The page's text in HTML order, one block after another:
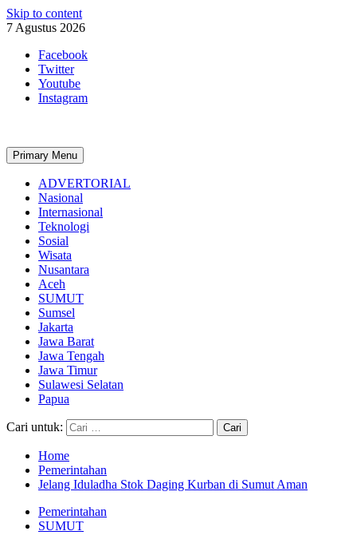
Skip to content
7 Agustus 2026
Facebook
Twitter
Youtube
Instagram
Primary Menu
ADVERTORIAL
Nasional
Internasional
Teknologi
Sosial
Wisata
Nusantara
Aceh
SUMUT
Sumsel
Jakarta
Jawa Barat
Jawa Tengah
Jawa Timur
Sulawesi Selatan
Papua
Cari untuk:
Home
Pemerintahan
Jelang Iduladha Stok Daging Kurban di Sumut Aman
Pemerintahan
SUMUT